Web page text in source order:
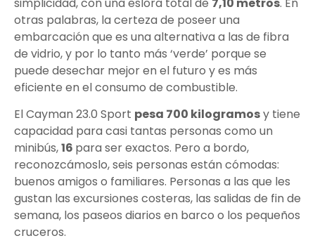
otras palabras, la certeza de poseer una
embarcación que es una alternativa a las de fibra
de vidrio, y por lo tanto más ‘verde’ porque se
puede desechar mejor en el futuro y es más
eficiente en el consumo de combustible.
El Cayman 23.0 Sport pesa 700 kilogramosy tiene
capacidad para casi tantas personas como un
minibús,16 para ser exactos. Pero a bordo,
reconozcámoslo, seis personas están cómodas:
buenos amigos o familiares. Personas a las que les
gustan las excursiones costeras, las salidas de fin de
semana, los paseos diarios en barco o los pequeños
cruceros.